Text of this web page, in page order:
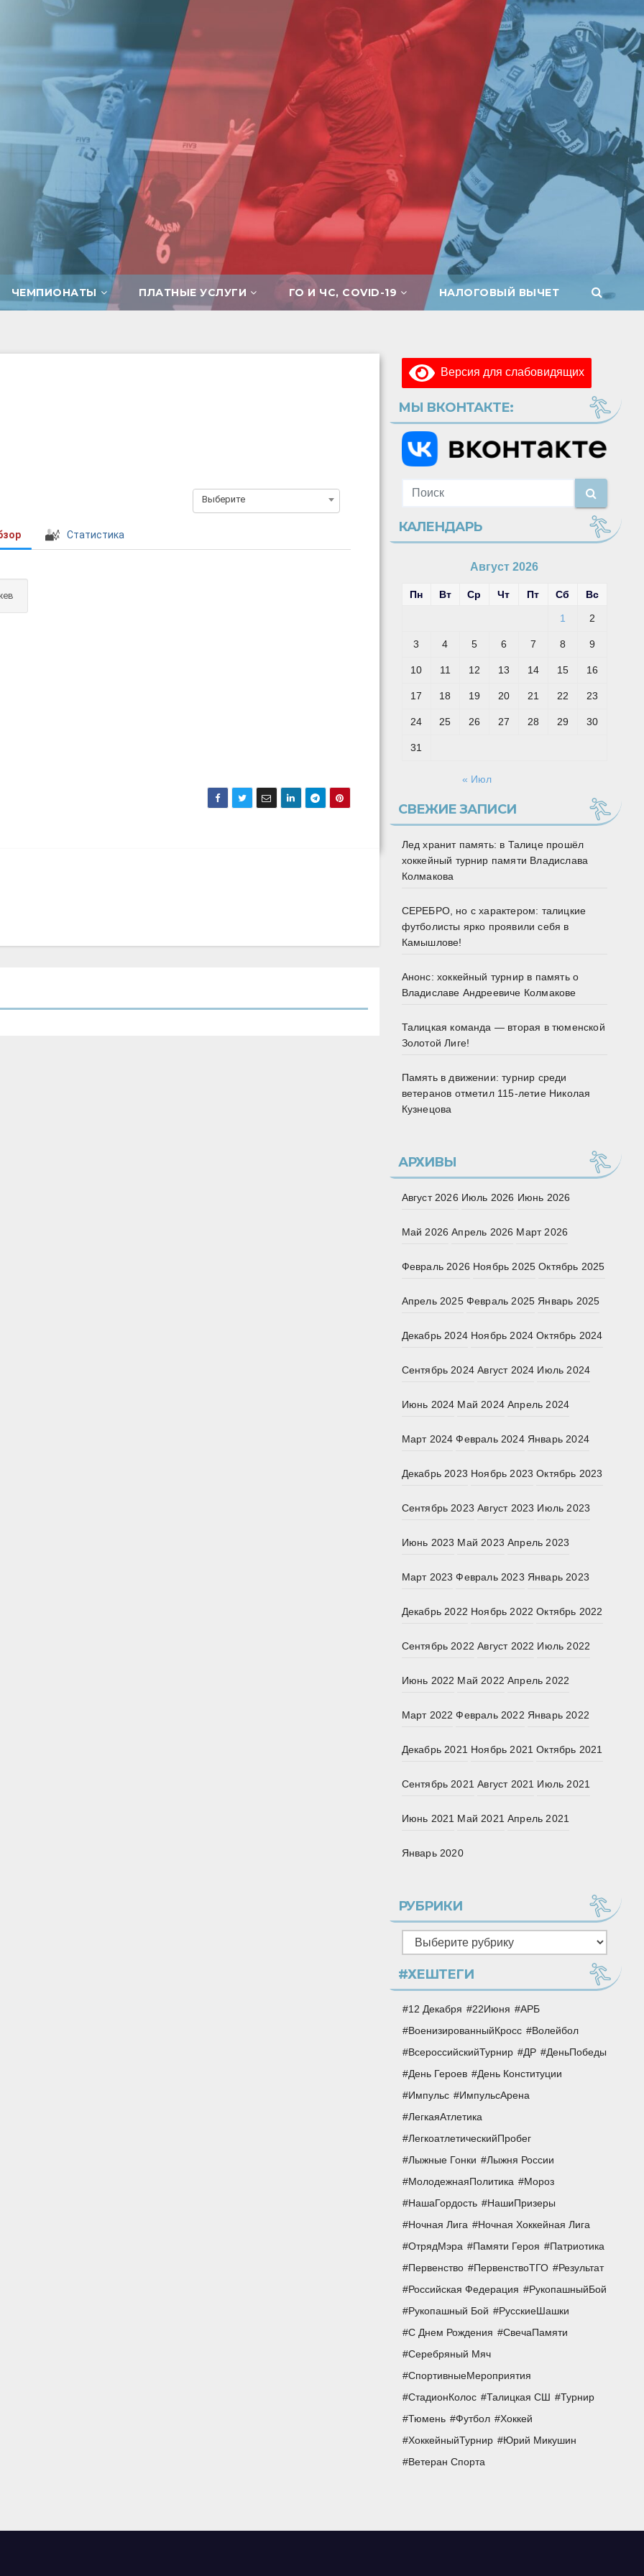
ЧЕМПИОНАТЫ ПЛАТНЫЕ УСЛУГИ ГО И ЧС, COVID-19 НАЛОГОВЫЙ ВЫЧЕТ
Выберите
Статистика
Версия для слабовидящих
МЫ ВКОНТАКТЕ:
КАЛЕНДАРЬ
Август 2026
Пн Вт Ср Чт Пт Сб Вс
1 2
3 4 5 6 7 8 9
10 11 12 13 14 15 16
17 18 19 20 21 22 23
24 25 26 27 28 29 30
31
« Июл
СВЕЖИЕ ЗАПИСИ
Лед хранит память: в Талице прошёл
хоккейный турнир памяти Владислава
Колмакова
СЕРЕБРО, но с характером: талицкие
футболисты ярко проявили себя в
Камышлове!
Анонс: хоккейный турнир в память о
Владиславе Андреевиче Колмакове
Талицкая команда — вторая в тюменской
Золотой Лиге!
Память в движении: турнир среди
ветеранов отметил 115‑летие Николая
Кузнецова
АРХИВЫ
Август 2026 Июль 2026 Июнь 2026
Май 2026 Апрель 2026 Март 2026
Февраль 2026 Ноябрь 2025 Октябрь 2025
Апрель 2025 Февраль 2025 Январь 2025
Декабрь 2024 Ноябрь 2024 Октябрь 2024
Сентябрь 2024 Август 2024 Июль 2024
Июнь 2024 Май 2024 Апрель 2024
Март 2024 Февраль 2024 Январь 2024
Декабрь 2023 Ноябрь 2023 Октябрь 2023
Сентябрь 2023 Август 2023 Июль 2023
Июнь 2023 Май 2023 Апрель 2023
Март 2023 Февраль 2023 Январь 2023
Декабрь 2022 Ноябрь 2022 Октябрь 2022
Сентябрь 2022 Август 2022 Июль 2022
Июнь 2022 Май 2022 Апрель 2022
Март 2022 Февраль 2022 Январь 2022
Декабрь 2021 Ноябрь 2021 Октябрь 2021
Сентябрь 2021 Август 2021 Июль 2021
Июнь 2021 Май 2021 Апрель 2021
Январь 2020
РУБРИКИ
Рубрики
#ХЕШТЕГИ
12 Декабря 22Июня
АРБ
ВоенизированныйКросс
Волейбол
ВсероссийскийТурнир
ДР
ДеньПобеды
День Героев
День Конституции
Импульс
ИмпульсАрена
ЛегкаяАтлетика
ЛегкоатлетическийПробег
Лыжные Гонки
Лыжня России
МолодежнаяПолитика
Мороз
НашаГордость
НашиПризеры
Ночная Лига
Ночная Хоккейная Лига
ОтрядМэра
Памяти Героя
Патриотика
Первенство
ПервенствоТГО
Результат
Российская Федерация
РукопашныйБой
Рукопашный Бой
РусскиеШашки
С Днем Рождения
СвечаПамяти
Серебряный Мяч
СпортивныеМероприятия
СтадионКолос
Талицкая СШ
Турнир
Тюмень
Футбол
Хоккей
ХоккейныйТурнир
Юрий Микушин
Ветеран Спорта